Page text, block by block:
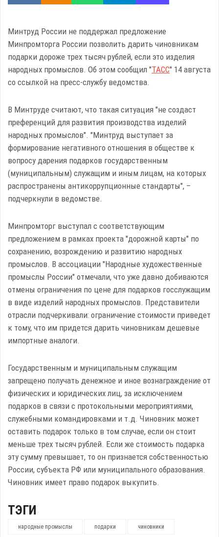
Минтруд России не поддержал предложение
Минпромторга России позволить дарить чиновникам
подарки дороже трех тысяч рублей, если это изделия
народных промыслов. Об этом сообщил "ТАСС" 14 августа
со ссылкой на пресс-службу ведомства.
В Минтруде считают, что такая ситуация "не создаст
преференций для развития производства изделий
народных промыслов". "Минтруд выступает за
формирование негативного отношения в обществе к
вопросу дарения подарков государственным
(муниципальным) служащим и иным лицам, на которых
распространены антикоррупционные стандарты", –
подчеркнули в ведомстве.
Минпромторг выступал с соответствующим
предложением в рамках проекта "дорожной карты" по
сохранению, возрождению и развитию народных
промыслов. В ассоциации "Народные художественные
промыслы России" отмечали, что уже давно добиваются
отмены ограничения по цене для подарков госслужащим
в виде изделий народных промыслов. Представители
отрасли подчеркивали: ограничение стоимости приведет
к тому, что им придется дарить чиновникам дешевые
импортные аналоги.
Государственным и муниципальным служащим
запрещено получать денежное и иное вознаграждение от
физических и юридических лиц, за исключением
подарков в связи с протокольными мероприятиями,
служебными командировками и т.д. Чиновник может
оставить подарок только в том случае, если он стоит
меньше трех тысяч рублей. Если же стоимость подарка
эту сумму превышает, то он признается собственностью
России, субъекта РФ или муниципального образования.
Чиновник имеет право подарок выкупить.
ТЭГИ
народные промыслы подарки чиновники